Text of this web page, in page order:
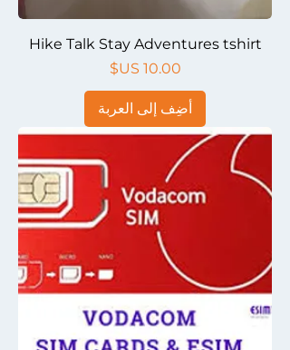
Hike Talk Stay Adventures tshirt
السعر
أضِف إلى العربة